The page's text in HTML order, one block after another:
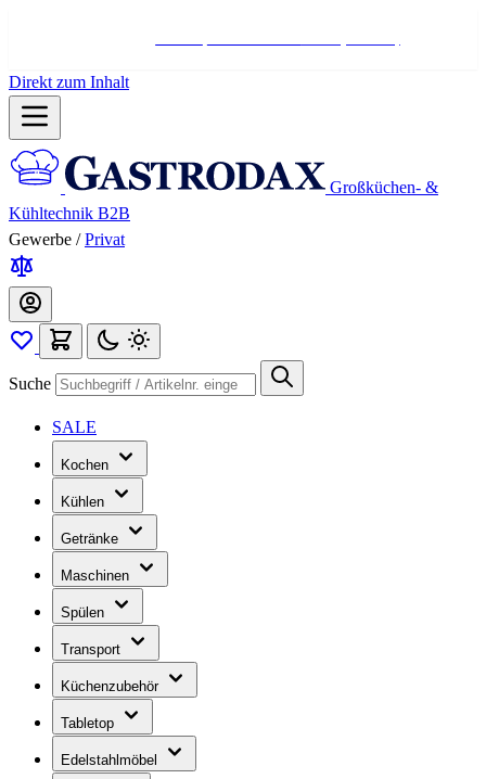
Direkt zum Inhalt
Großküchen- &
Kühltechnik B2B
Gewerbe / Privat
Suche
SALE
Kochen
Kühlen
Getränke
Maschinen
Spülen
Transport
Küchenzubehör
Tabletop
Edelstahlmöbel